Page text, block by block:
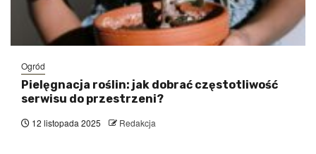
Ogród
Pielęgnacja roślin: jak dobrać częstotliwość
serwisu do przestrzeni?
12 listopada 2025 Redakcja